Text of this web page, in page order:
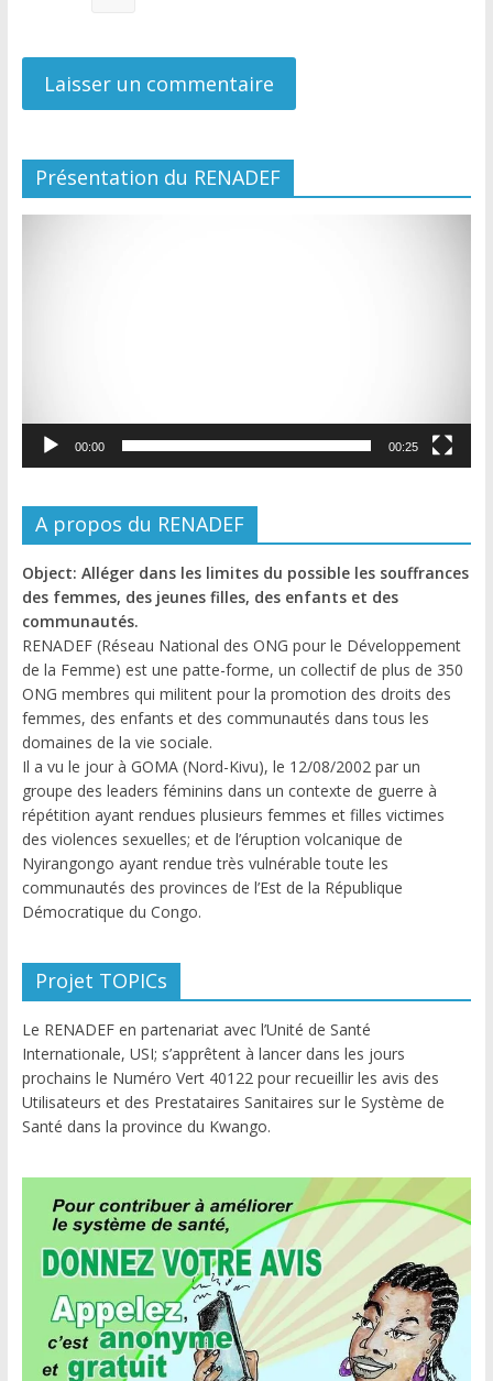
Présentation du RENADEF
00:00 00:25
A propos du RENADEF
Object: Alléger dans les limites du possible les souffrances
des femmes, des jeunes filles, des enfants et des
communautés.
RENADEF (Réseau National des ONG pour le Développement
de la Femme) est une patte-forme, un collectif de plus de 350
ONG membres qui militent pour la promotion des droits des
femmes, des enfants et des communautés dans tous les
domaines de la vie sociale.
Il a vu le jour à GOMA (Nord-Kivu), le 12/08/2002 par un
groupe des leaders féminins dans un contexte de guerre à
répétition ayant rendues plusieurs femmes et filles victimes
des violences sexuelles; et de l’éruption volcanique de
Nyirangongo ayant rendue très vulnérable toute les
communautés des provinces de l’Est de la République
Démocratique du Congo.
Projet TOPICs
Le RENADEF en partenariat avec l’Unité de Santé
Internationale, USI; s’apprêtent à lancer dans les jours
prochains le Numéro Vert 40122 pour recueillir les avis des
Utilisateurs et des Prestataires Sanitaires sur le Système de
Santé dans la province du Kwango.